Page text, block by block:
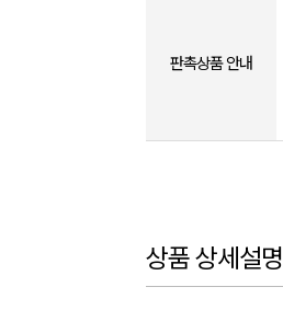
판촉상품 안내
상품 상세설명